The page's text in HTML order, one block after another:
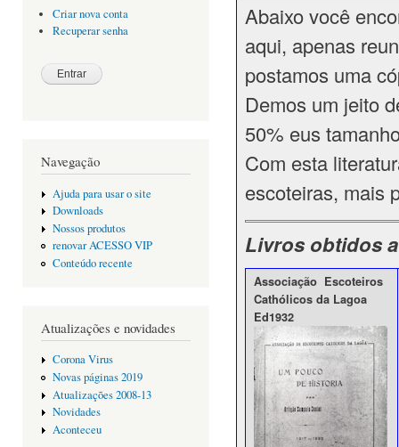
Criar nova conta
Recuperar senha
Navegação
Ajuda para usar o site
Downloads
Nossos produtos
renovar ACESSO VIP
Conteúdo recente
Atualizações e novidades
Corona Virus
Novas páginas 2019
Atualizações 2008-13
Novidades
Aconteceu
Abaixo você
aqui, apenas
postamos uma
Demos um jeito
50% eus
Com esta
escoteiras, mais
Livros obtidos
Associação Escoteiros
Cathólicos da Lagoa
Ed1932